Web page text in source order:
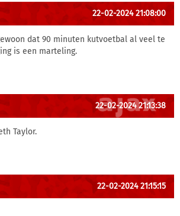
22-02-2024 21:08:00
dat 90 minuten kutvoetbal al veel te
is een marteling.
22-02-2024 21:13:38
Taylor.
22-02-2024 21:15:15